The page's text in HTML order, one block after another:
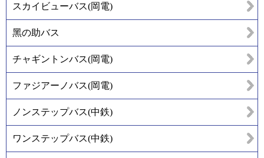
スカイビューバス(岡電)
黑の助バス
チャギントンバス(岡電)
ファジアーノバス(岡電)
ノンステップバス(中鉄)
ワンステップバス(中鉄)